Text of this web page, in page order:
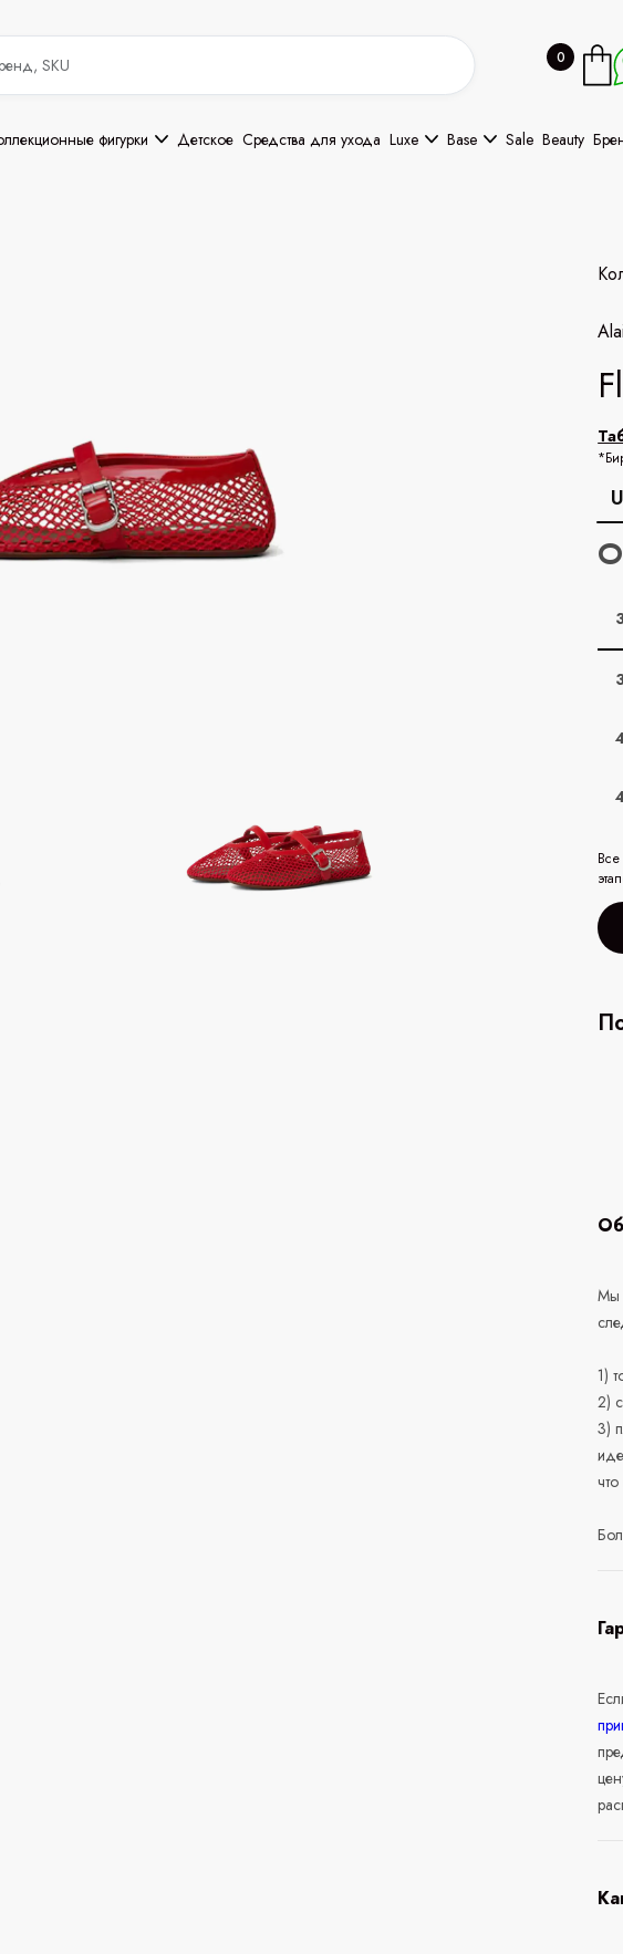
0
фигурки Детское Средства для ухода Luxe Base Sale Beauty
Все
Мы
1)
2)
3)